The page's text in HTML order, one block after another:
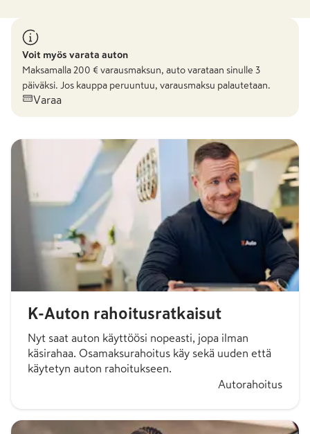
Voit myös varata auton
Maksamalla 200 € varausmaksun, auto varataan sinulle 3
päiväksi. Jos kauppa peruuntuu, varausmaksu palautetaan.
Varaa
K-Auton rahoitusratkaisut
Nyt saat auton käyttöösi nopeasti, jopa ilman
käsirahaa. Osamaksurahoitus käy sekä uuden että
käytetyn auton rahoitukseen.
Autorahoitus